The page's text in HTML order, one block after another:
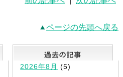
ページの先頭へ戻る
最新記事一覧
2026年8月 (5)